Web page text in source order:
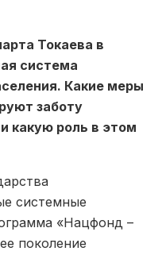
Токаева в
система
Какие меры
заботу
какую роль в этом
системные
«Нацфонд –
поколение